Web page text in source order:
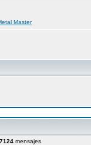
Master
mensajes